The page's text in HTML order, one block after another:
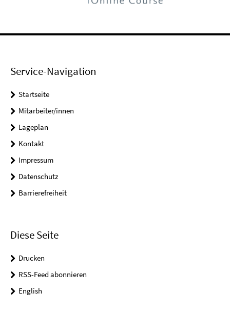
Service-Navigation
Startseite
Mitarbeiter/innen
Lageplan
Kontakt
Impressum
Datenschutz
Barrierefreiheit
Diese Seite
Drucken
RSS-Feed abonnieren
English